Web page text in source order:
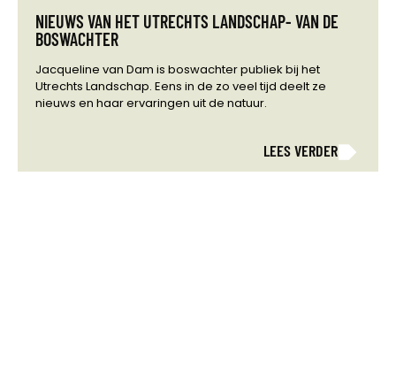
NIEUWS VAN HET UTRECHTS LANDSCHAP- VAN DE
BOSWACHTER
Jacqueline van Dam is boswachter publiek bij het
Utrechts Landschap. Eens in de zo veel tijd deelt ze
nieuws en haar ervaringen uit de natuur.
LEES VERDER